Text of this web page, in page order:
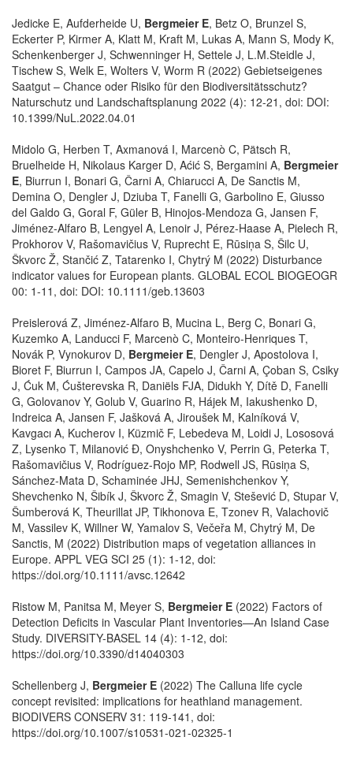
Jedicke E, Aufderheide U, Bergmeier E, Betz O, Brunzel S,
Eckerter P, Kirmer A, Klatt M, Kraft M, Lukas A, Mann S, Mody K,
Schenkenberger J, Schwenninger H, Settele J, L.M.Steidle J,
Tischew S, Welk E, Wolters V, Worm R (2022) Gebietseigenes
Saatgut – Chance oder Risiko für den Biodiversitätsschutz?
Naturschutz und Landschaftsplanung 2022 (4): 12-21, doi: DOI:
10.1399/NuL.2022.04.01
Midolo G, Herben T, Axmanová I, Marcenò C, Pätsch R,
Bruelheide H, Nikolaus Karger D, Aćić S, Bergamini A, Bergmeier
E, Biurrun I, Bonari G, Čarni A, Chiarucci A, De Sanctis M,
Demina O, Dengler J, Dziuba T, Fanelli G, Garbolino E, Giusso
del Galdo G, Goral F, Güler B, Hinojos-Mendoza G, Jansen F,
Jiménez-Alfaro B, Lengyel A, Lenoir J, Pérez-Haase A, Pielech R,
Prokhorov V, Rašomavičius V, Ruprecht E, Rūsiņa S, Šilc U,
Škvorc Ž, Stančić Z, Tatarenko I, Chytrý M (2022) Disturbance
indicator values for European plants. GLOBAL ECOL BIOGEOGR
00: 1-11, doi: DOI: 10.1111/geb.13603
Preislerová Z, Jiménez-Alfaro B, Mucina L, Berg C, Bonari G,
Kuzemko A, Landucci F, Marcenò C, Monteiro-Henriques T,
Novák P, Vynokurov D, Bergmeier E, Dengler J, Apostolova I,
Bioret F, Biurrun I, Campos JA, Capelo J, Čarni A, Çoban S, Csiky
J, Ćuk M, Ćušterevska R, Daniëls FJA, Didukh Y, Dítě D, Fanelli
G, Golovanov Y, Golub V, Guarino R, Hájek M, Iakushenko D,
Indreica A, Jansen F, Jašková A, Jiroušek M, Kalníková V,
Kavgacı A, Kucherov I, Küzmič F, Lebedeva M, Loidi J, Lososová
Z, Lysenko T, Milanović Đ, Onyshchenko V, Perrin G, Peterka T,
Rašomavičius V, Rodríguez-Rojo MP, Rodwell JS, Rūsiņa S,
Sánchez-Mata D, Schaminée JHJ, Semenishchenkov Y,
Shevchenko N, Šibík J, Škvorc Ž, Smagin V, Stešević D, Stupar V,
Šumberová K, Theurillat JP, Tikhonova E, Tzonev R, Valachovič
M, Vassilev K, Willner W, Yamalov S, Večeřa M, Chytrý M, De
Sanctis, M (2022) Distribution maps of vegetation alliances in
Europe. APPL VEG SCI 25 (1): 1-12, doi:
https://doi.org/10.1111/avsc.12642
Ristow M, Panitsa M, Meyer S, Bergmeier E (2022) Factors of
Detection Deficits in Vascular Plant Inventories—An Island Case
Study. DIVERSITY-BASEL 14 (4): 1-12, doi:
https://doi.org/10.3390/d14040303
Schellenberg J, Bergmeier E (2022) The Calluna life cycle
concept revisited: implications for heathland management.
BIODIVERS CONSERV 31: 119-141, doi:
https://doi.org/10.1007/s10531-021-02325-1